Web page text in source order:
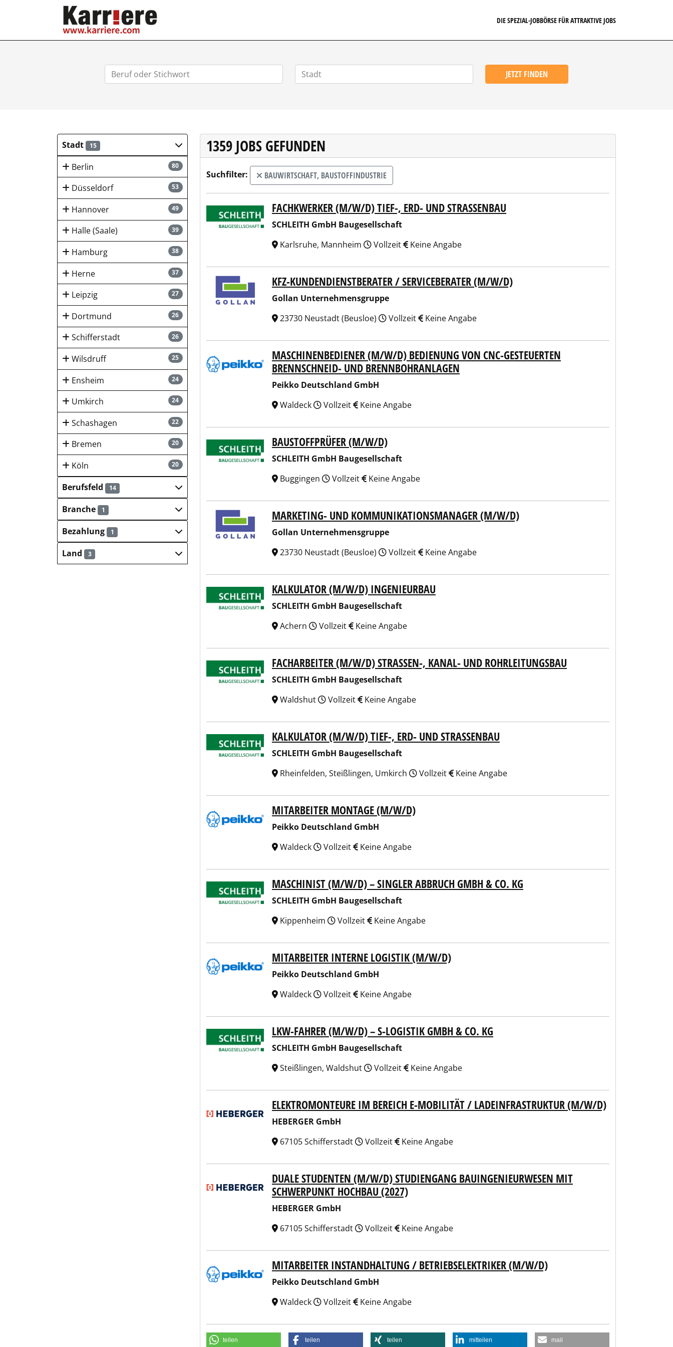
DIE SPEZIAL-JOBBÖRSE FÜR ATTRAKTIVE JOBS
JETZT FINDEN
Stadt 15
80
Berlin
53
Düsseldorf
49
Hannover
39
Halle (Saale)
38
Hamburg
37
Herne
27
Leipzig
26
Dortmund
26
Schifferstadt
25
Wilsdruff
24
Ensheim
24
Umkirch
22
Schashagen
20
Bremen
20
Köln
Berufsfeld
14
Branche 1
Bezahlung 1
Land 3
1359 JOBS GEFUNDEN
Suchfilter: BAUWIRTSCHAFT, BAUSTOFFINDUSTRIE
SCHLEITH GmbH BaugesellschaftFACHKWERKER (M/W/D) TIEF-, ERD- UND STRASSENBAU
SCHLEITH GmbH Baugesellschaft
Karlsruhe, Mannheim
Vollzeit Keine Angabe
Gollan UnternehmensgruppeKFZ-KUNDENDIENSTBERATER / SERVICEBERATER (M/W/D)
Gollan Unternehmensgruppe
23730 Neustadt (Beusloe)
Vollzeit Keine Angabe
Peikko Deutschland GmbHMASCHINENBEDIENER (M/W/D) BEDIENUNG VON CNC-GESTEUERTEN
BRENNSCHNEID- UND BRENNBOHRANLAGEN
Peikko Deutschland GmbH
Waldeck
Vollzeit Keine Angabe
SCHLEITH GmbH BaugesellschaftBAUSTOFFPRÜFER (M/W/D)
SCHLEITH GmbH Baugesellschaft
Buggingen
Vollzeit Keine Angabe
Gollan UnternehmensgruppeMARKETING- UND KOMMUNIKATIONSMANAGER (M/W/D)
Gollan Unternehmensgruppe
23730 Neustadt (Beusloe)
Vollzeit Keine Angabe
SCHLEITH GmbH BaugesellschaftKALKULATOR (M/W/D) INGENIEURBAU
SCHLEITH GmbH Baugesellschaft
Achern
Vollzeit Keine Angabe
SCHLEITH GmbH BaugesellschaftFACHARBEITER (M/W/D) STRASSEN-, KANAL- UND ROHRLEITUNGSBAU
SCHLEITH GmbH Baugesellschaft
Waldshut
Vollzeit Keine Angabe
SCHLEITH GmbH BaugesellschaftKALKULATOR (M/W/D) TIEF-, ERD- UND STRASSENBAU
SCHLEITH GmbH Baugesellschaft
Rheinfelden, Steißlingen, Umkirch
Vollzeit Keine Angabe
Peikko Deutschland GmbHMITARBEITER MONTAGE (M/W/D)
Peikko Deutschland GmbH
Waldeck
Vollzeit Keine Angabe
SCHLEITH GmbH BaugesellschaftMASCHINIST (M/W/D) – SINGLER ABBRUCH GMBH & CO. KG
SCHLEITH GmbH Baugesellschaft
Kippenheim
Vollzeit Keine Angabe
Peikko Deutschland GmbHMITARBEITER INTERNE LOGISTIK (M/W/D)
Peikko Deutschland GmbH
Waldeck
Vollzeit Keine Angabe
SCHLEITH GmbH BaugesellschaftLKW-FAHRER (M/W/D) – S-LOGISTIK GMBH & CO. KG
SCHLEITH GmbH Baugesellschaft
Steißlingen, Waldshut
Vollzeit Keine Angabe
HEBERGER GmbHELEKTROMONTEURE IM BEREICH E-MOBILITÄT / LADEINFRASTRUKTUR (M/W/D)
HEBERGER GmbH
67105 Schifferstadt
Vollzeit Keine Angabe
HEBERGER GmbHDUALE STUDENTEN (M/W/D) STUDIENGANG BAUINGENIEURWESEN MIT
SCHWERPUNKT HOCHBAU (2027)
HEBERGER GmbH
67105 Schifferstadt
Vollzeit Keine Angabe
Peikko Deutschland GmbHMITARBEITER INSTANDHALTUNG / BETRIEBSELEKTRIKER (M/W/D)
Peikko Deutschland GmbH
Waldeck
Vollzeit Keine Angabe
teilen teilen teilen mitteilen mail